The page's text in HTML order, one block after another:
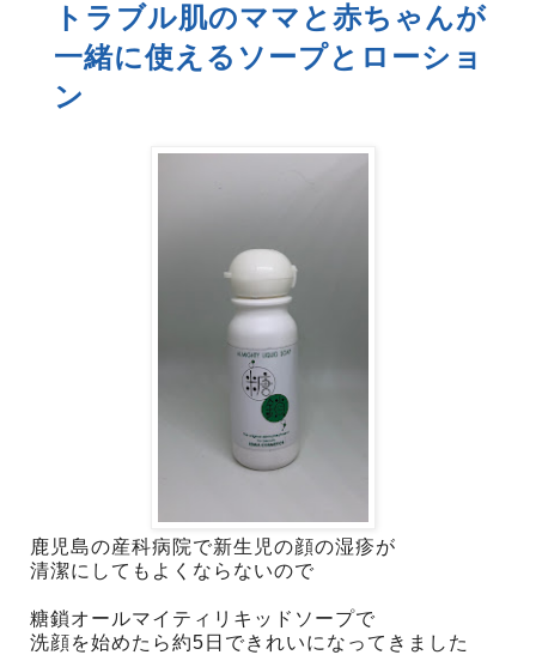
トラブル肌のママと赤ちゃんが
一緒に使えるソープとローショ
ン
鹿児島の産科病院で新生児の顔の湿疹が
清潔にしてもよくならないので
糖鎖オールマイティリキッドソープで
洗顔を始めたら約5日できれいになってきました